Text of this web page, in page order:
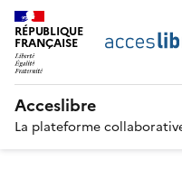
RÉPUBLIQUE
FRANÇAISE
Acceslibre
La plateforme